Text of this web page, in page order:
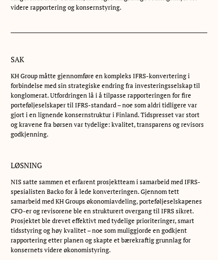
SAK
KH Group måtte gjennomføre en kompleks IFRS-konvertering i
forbindelse med sin strategiske endring fra investeringsselskap til
konglomerat. Utfordringen lå i å tilpasse rapporteringen for fire
porteføljeselskaper til IFRS-standard – noe som aldri tidligere var
gjort i en lignende konsernstruktur i Finland. Tidspresset var stort
og kravene fra børsen var tydelige: kvalitet, transparens og revisors
godkjenning.
LØSNING
NIS satte sammen et erfarent prosjektteam i samarbeid med IFRS-
spesialisten Backo for å lede konverteringen. Gjennom tett
samarbeid med KH Groups økonomiavdeling, porteføljeselskapenes
CFO-er og revisorene ble en strukturert overgang til IFRS sikret.
Prosjektet ble drevet effektivt med tydelige prioriteringer, smart
tidsstyring og høy kvalitet – noe som muliggjorde en godkjent
rapportering etter planen og skapte et bærekraftig grunnlag for
konsernets videre økonomistyring.
videre rapportering og konsernstyring.